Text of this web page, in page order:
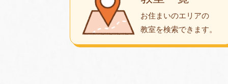
お住まいのエリアの
教室を検索できます。